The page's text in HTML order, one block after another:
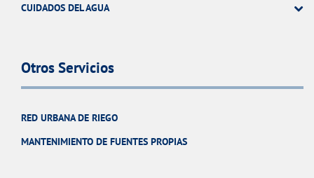
CUIDADOS DEL AGUA
Otros Servicios
RED URBANA DE RIEGO
MANTENIMIENTO DE FUENTES PROPIAS